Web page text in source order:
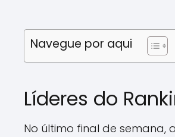
Navegue por aqui
Líderes do
No último final de semana,